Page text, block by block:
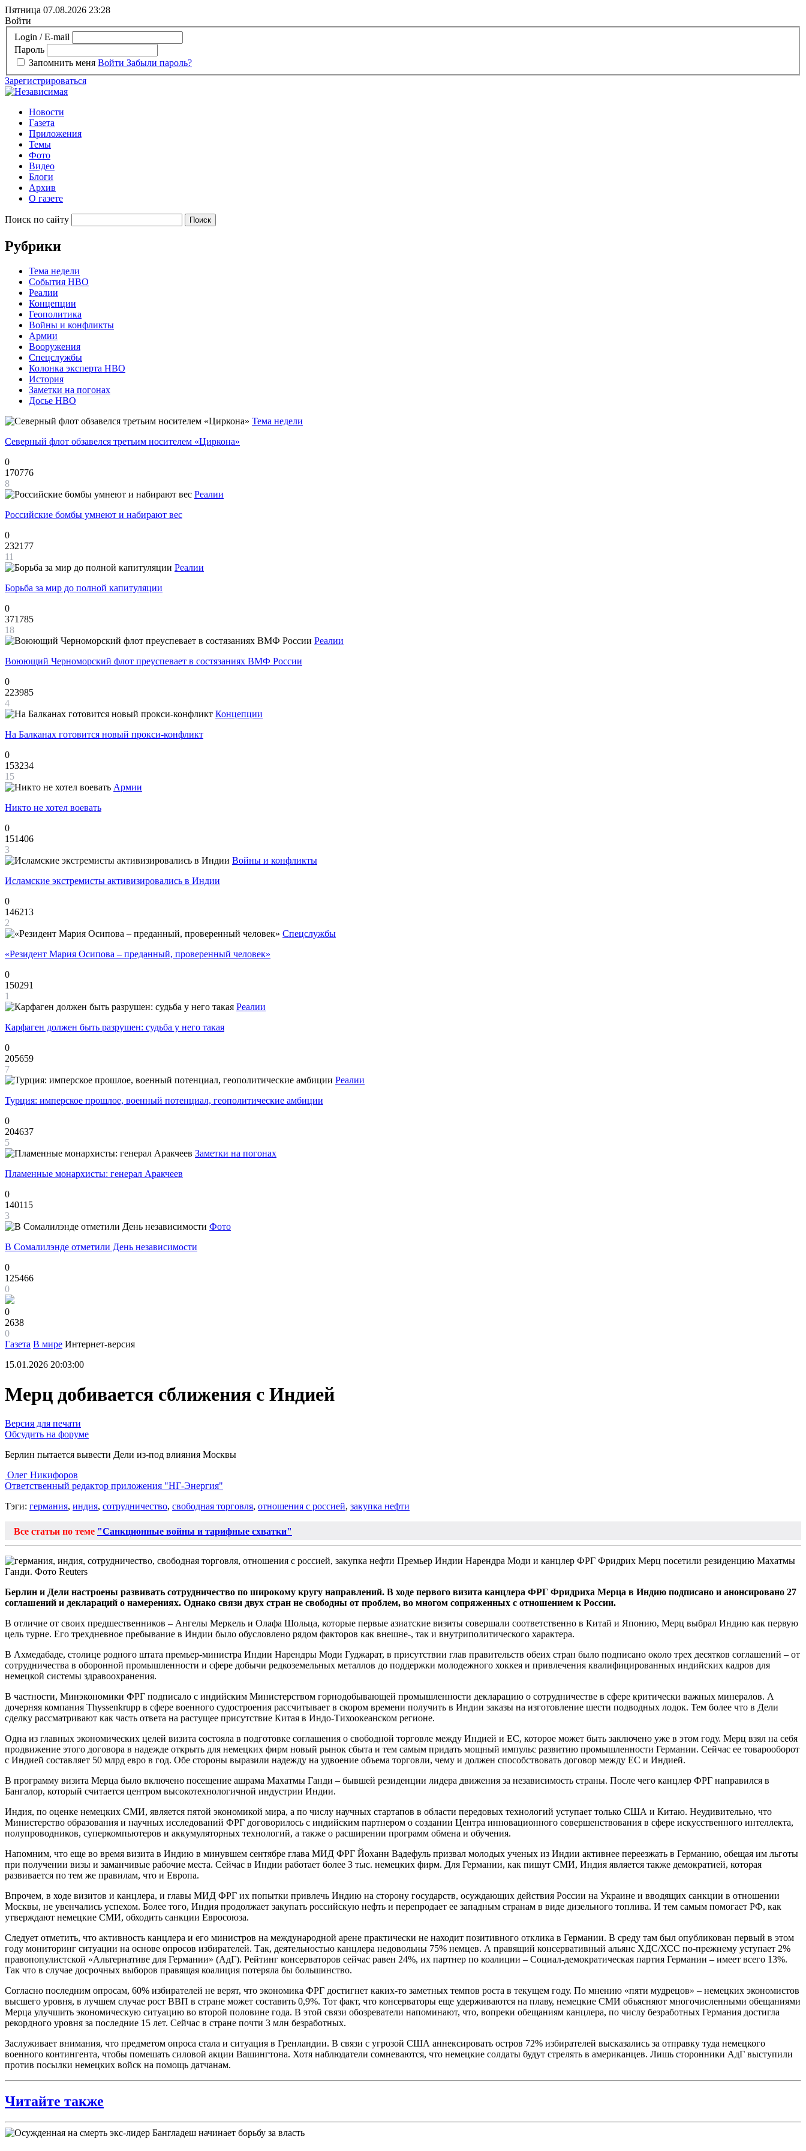
Пятница 07.08.2026 23:28
Войти
Login / E-mail
Пароль
Запомнить меня Войти Забыли пароль?
Зарегистрироваться
Новости
Газета
Приложения
Темы
Фото
Видео
Блоги
Архив
О газете
Поиск по сайту
Рубрики
Тема недели
События НВО
Реалии
Концепции
Геополитика
Войны и конфликты
Армии
Вооружения
Спецслужбы
Колонка эксперта НВО
История
Заметки на погонах
Досье НВО
Тема недели
Северный флот обзавелся третьим носителем «Циркона»
0
170776
8
Реалии
Российские бомбы умнеют и набирают вес
0
232177
11
Реалии
Борьба за мир до полной капитуляции
0
371785
18
Реалии
Воюющий Черноморский флот преуспевает в состязаниях ВМФ России
0
223985
4
Концепции
На Балканах готовится новый прокси-конфликт
0
153234
15
Армии
Никто не хотел воевать
0
151406
3
Войны и конфликты
Исламские экстремисты активизировались в Индии
0
146213
2
Спецслужбы
«Резидент Мария Осипова – преданный, проверенный человек»
0
150291
1
Реалии
Карфаген должен быть разрушен: судьба у него такая
0
205659
7
Реалии
Турция: имперское прошлое, военный потенциал, геополитические амбиции
0
204637
5
Заметки на погонах
Пламенные монархисты: генерал Аракчеев
0
140115
3
Фото
В Сомалилэнде отметили День независимости
0
125466
0
0
2638
0
Газета В мире Интернет-версия
15.01.2026 20:03:00
Мерц добивается сближения с Индией
Версия для печати
Обсудить на форуме
Берлин пытается вывести Дели из-под влияния Москвы
Олег Никифоров
Ответственный редактор приложения "НГ-Энергия"
Тэги: германия, индия, сотрудничество, свободная торговля, отношения с россией, закупка нефти
Все статьи по теме "Санкционные войны и тарифные схватки"
Премьер Индии Нарендра Моди и канцлер ФРГ Фридрих Мерц посетили резиденцию Махатмы
Ганди. Фото Reuters
Берлин и Дели настроены развивать сотрудничество по широкому кругу направлений. В ходе первого визита канцлера ФРГ Фридриха Мерца в Индию подписано и анонсировано 27
соглашений и деклараций о намерениях. Однако связи двух стран не свободны от проблем, во многом сопряженных с отношением к России.
В отличие от своих предшественников – Ангелы Меркель и Олафа Шольца, которые первые азиатские визиты совершали соответственно в Китай и Японию, Мерц выбрал Индию как первую
цель турне. Его трехдневное пребывание в Индии было обусловлено рядом факторов как внешне-, так и внутриполитического характера.
В Ахмедабаде, столице родного штата премьер-министра Индии Нарендры Моди Гуджарат, в присутствии глав правительств обеих стран было подписано около трех десятков соглашений – от
сотрудничества в оборонной промышленности и сфере добычи редкоземельных металлов до поддержки молодежного хоккея и привлечения квалифицированных индийских кадров для
немецкой системы здравоохранения.
В частности, Минэкономики ФРГ подписало с индийским Министерством горнодобывающей промышленности декларацию о сотрудничестве в сфере критически важных минералов. А
дочерняя компания Thyssenkrupp в сфере военного судостроения рассчитывает в скором времени получить в Индии заказы на изготовление шести подводных лодок. Тем более что в Дели
сделку рассматривают как часть ответа на растущее присутствие Китая в Индо-Тихоокеанском регионе.
Одна из главных экономических целей визита состояла в подготовке соглашения о свободной торговле между Индией и ЕС, которое может быть заключено уже в этом году. Мерц взял на себя
продвижение этого договора в надежде открыть для немецких фирм новый рынок сбыта и тем самым придать мощный импульс развитию промышленности Германии. Сейчас ее товарооборот
с Индией составляет 50 млрд евро в год. Обе стороны выразили надежду на удвоение объема торговли, чему и должен способствовать договор между ЕС и Индией.
В программу визита Мерца было включено посещение ашрама Махатмы Ганди – бывшей резиденции лидера движения за независимость страны. После чего канцлер ФРГ направился в
Бангалор, который считается центром высокотехнологичной индустрии Индии.
Индия, по оценке немецких СМИ, является пятой экономикой мира, а по числу научных стартапов в области передовых технологий уступает только США и Китаю. Неудивительно, что
Министерство образования и научных исследований ФРГ договорилось с индийским партнером о создании Центра инновационного совершенствования в сфере искусственного интеллекта,
полупроводников, суперкомпьютеров и аккумуляторных технологий, а также о расширении программ обмена и обучения.
Напомним, что еще во время визита в Индию в минувшем сентябре глава МИД ФРГ Йоханн Вадефуль призвал молодых ученых из Индии активнее переезжать в Германию, обещая им льготы
при получении визы и заманчивые рабочие места. Сейчас в Индии работает более 3 тыс. немецких фирм. Для Германии, как пишут СМИ, Индия является также демократией, которая
развивается по тем же правилам, что и Европа.
Впрочем, в ходе визитов и канцлера, и главы МИД ФРГ их попытки привлечь Индию на сторону государств, осуждающих действия России на Украине и вводящих санкции в отношении
Москвы, не увенчались успехом. Более того, Индия продолжает закупать российскую нефть и перепродает ее западным странам в виде дизельного топлива. И тем самым помогает РФ, как
утверждают немецкие СМИ, обходить санкции Евросоюза.
Следует отметить, что активность канцлера и его министров на международной арене практически не находит позитивного отклика в Германии. В среду там был опубликован первый в этом
году мониторинг ситуации на основе опросов избирателей. Так, деятельностью канцлера недовольны 75% немцев. А правящий консервативный альянс ХДС/ХСС по-прежнему уступает 2%
правопопулистской «Альтернативе для Германии» (АдГ). Рейтинг консерваторов сейчас равен 24%, их партнер по коалиции – Социал-демократическая партия Германии – имеет всего 13%.
Так что в случае досрочных выборов правящая коалиция потеряла бы большинство.
Согласно последним опросам, 60% избирателей не верят, что экономика ФРГ достигнет каких-то заметных темпов роста в текущем году. По мнению «пяти мудрецов» – немецких экономистов
высшего уровня, в лучшем случае рост ВВП в стране может составить 0,9%. Тот факт, что консерваторы еще удерживаются на плаву, немецкие СМИ объясняют многочисленными обещаниями
Мерца улучшить экономическую ситуацию во второй половине года. В этой связи обозреватели напоминают, что, вопреки обещаниям канцлера, по числу безработных Германия достигла
рекордного уровня за последние 15 лет. Сейчас в стране почти 3 млн безработных.
Заслуживает внимания, что предметом опроса стала и ситуация в Гренландии. В связи с угрозой США аннексировать остров 72% избирателей высказались за отправку туда немецкого
военного контингента, чтобы помешать силовой акции Вашингтона. Хотя наблюдатели сомневаются, что немецкие солдаты будут стрелять в американцев. Лишь сторонники АдГ выступили
против посылки немецких войск на помощь датчанам.
Читайте также